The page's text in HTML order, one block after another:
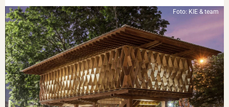
Foto: KIE & team